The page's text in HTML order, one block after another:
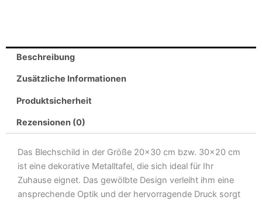
-
Parking
standing
Metall
Hinweis
Menge
Beschreibung
Zusätzliche Informationen
Produktsicherheit
Rezensionen (0)
Das Blechschild in der Größe 20×30 cm bzw. 30×20 cm
ist eine dekorative Metalltafel, die sich ideal für Ihr
Zuhause eignet. Das gewölbte Design verleiht ihm eine
ansprechende Optik und der hervorragende Druck sorgt